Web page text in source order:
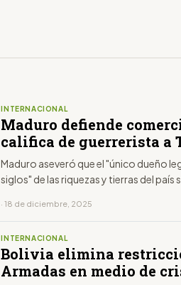
INTERNACIONAL
Maduro defiende
califica de guerrerista a
Maduro aseveró que el "único dueño
siglos" de las riquezas y tierras del país
· 18 de diciembre, 2025
INTERNACIONAL
Bolivia elimina
Armadas en medio de